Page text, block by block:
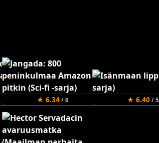
★ 6.34/ 6 ★ 6.40/ 5